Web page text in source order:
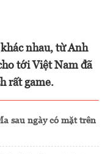
nhau, từ Anh
tới Việt Nam đã
rất game.
sau ngày có mặt trên